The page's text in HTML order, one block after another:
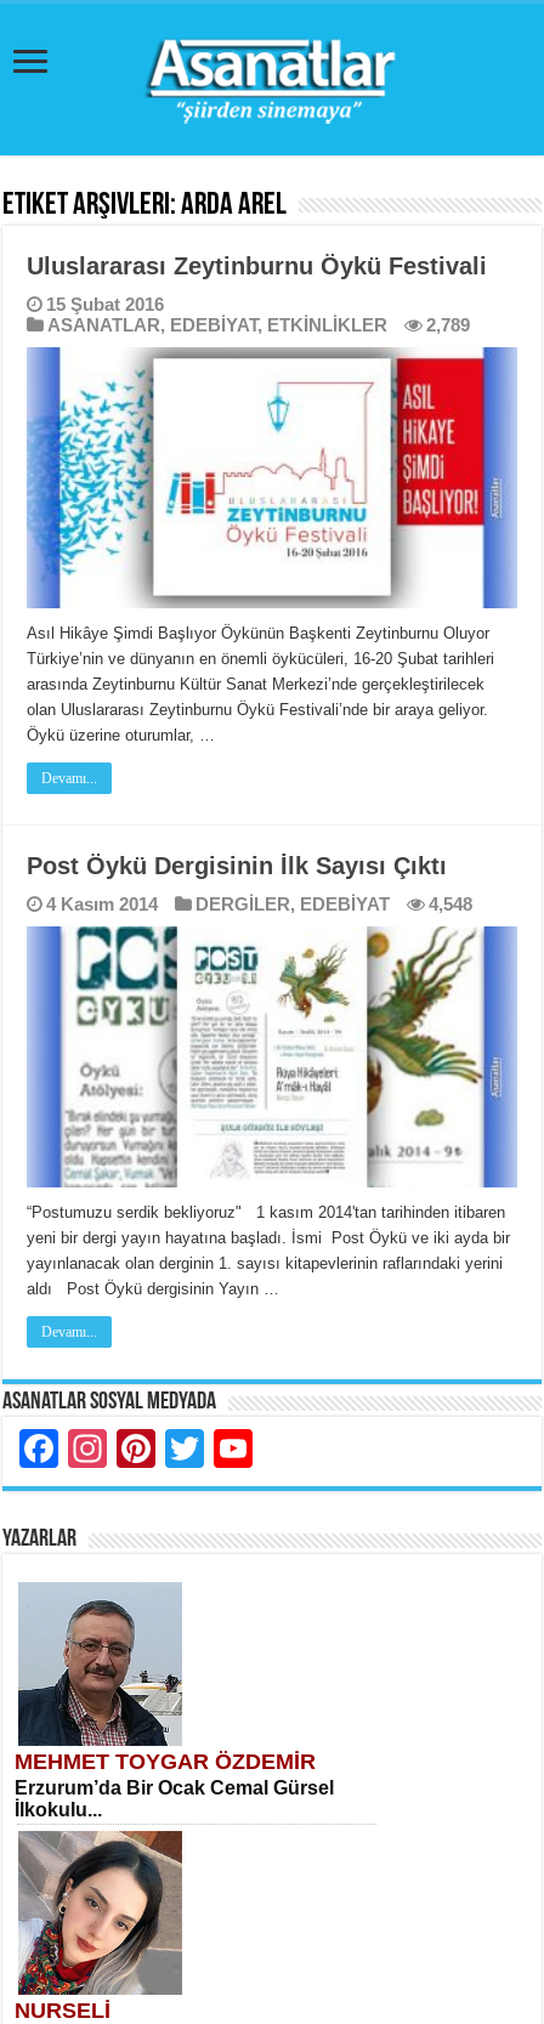
Etiket Arşivleri:Arda Arel
Uluslararası Zeytinburnu Öykü Festivali
15 Şubat 2016
ASANATLAR, EDEBİYAT, ETKİNLİKLER 2,789
Asıl Hikâye Şimdi Başlıyor Öykünün Başkenti Zeytinburnu Oluyor
Türkiye’nin ve dünyanın en önemli öykücüleri, 16-20 Şubat tarihleri
arasında Zeytinburnu Kültür Sanat Merkezi’nde gerçekleştirilecek
olan Uluslararası Zeytinburnu Öykü Festivali’nde bir araya geliyor.
Öykü üzerine oturumlar, …
Devamı...
Post Öykü Dergisinin İlk Sayısı Çıktı
4 Kasım 2014 DERGİLER, EDEBİYAT 4,548
“Postumuzu serdik bekliyoruz" 1 kasım 2014'tan tarihinden itibaren
yeni bir dergi yayın hayatına başladı. İsmi Post Öykü ve iki ayda bir
yayınlanacak olan derginin 1. sayısı kitapevlerinin raflarındaki yerini
aldı Post Öykü dergisinin Yayın …
Devamı...
Asanatlar Sosyal Medyada
Facebook
Instagram
Pinterest
Twitter
YAZARLAR
MEHMET TOYGAR ÖZDEMİR
Erzurum’da Bir Ocak Cemal Gürsel
İlkokulu...
NURSELİ